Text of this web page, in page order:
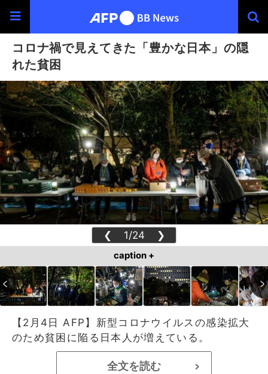
コロナ禍で見えてきた「豊かな日本」の隠
れた貧困
❮ 1/24 ❯
caption +
【2月4日 AFP】新型コロナウイルスの感染拡大
のため貧困に陥る日本人が増えている。
全文を読む >